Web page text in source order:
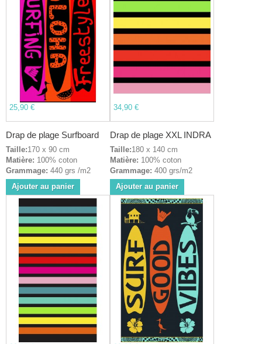
25,90 €
Drap de plage Surfboard
Taille:170 x 90 cm
Matière: 100% coton
Grammage: 440 grs /m2
Ajouter au panier
34,90 €
Drap de plage XXL INDRA
Taille:180 x 140 cm
Matière: 100% coton
Grammage: 400 grs/m2
Ajouter au panier